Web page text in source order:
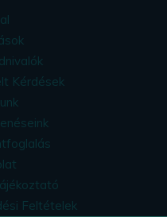
Kérdések
Feltételek